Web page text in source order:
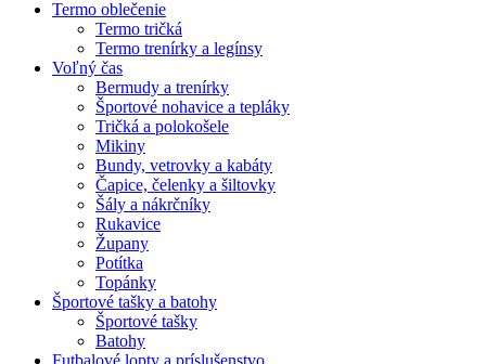
Termo oblečenie
Termo tričká
Termo trenírky a legínsy
Voľný čas
Bermudy a trenírky
Športové nohavice a tepláky
Tričká a polokošele
Mikiny
Bundy, vetrovky a kabáty
Čapice, čelenky a šiltovky
Šály a nákrčníky
Rukavice
Župany
Potítka
Topánky
Športové tašky a batohy
Športové tašky
Batohy
Futbalové lopty a príslušenstvo